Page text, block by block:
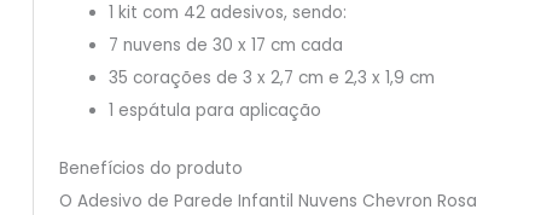
1 kit com 42 adesivos, sendo:
7 nuvens de 30 x 17 cm cada
35 corações de 3 x 2,7 cm e 2,3 x 1,9 cm
1 espátula para aplicação
Benefícios do produto
O Adesivo de Parede Infantil Nuvens Chevron Rosa